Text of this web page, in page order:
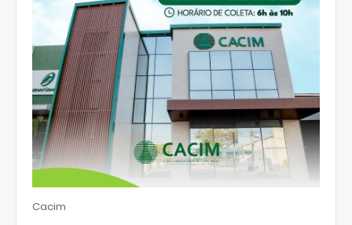
Cacim